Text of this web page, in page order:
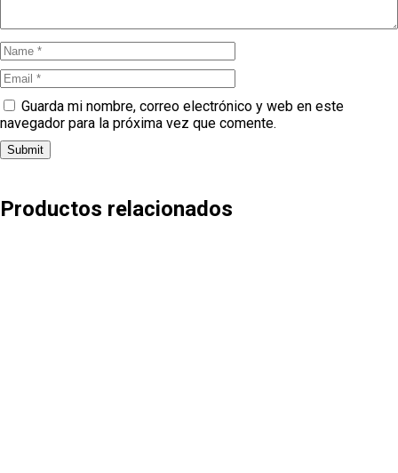
Guarda mi nombre, correo electrónico y web en este
navegador para la próxima vez que comente.
Productos relacionados